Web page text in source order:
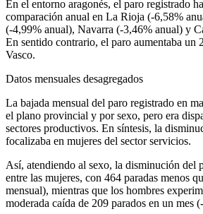
En el entorno aragonés, el paro registrado
comparación anual en La Rioja (-6,58%
(-4,99% anual), Navarra (-3,46% anual) y
En sentido contrario, el paro aumentaba un
Vasco.
Datos mensuales desagregados
La bajada mensual del paro registrado en
el plano provincial y por sexo, pero era
sectores productivos. En síntesis, la
focalizaba en mujeres del sector servicios.
Así, atendiendo al sexo, la disminución del
entre las mujeres, con 464 paradas menos
mensual), mientras que los hombres
moderada caída de 209 parados en un mes